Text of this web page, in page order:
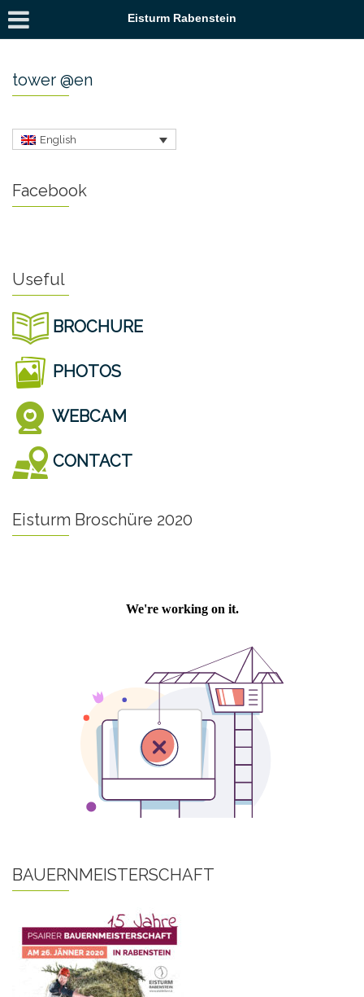
Eisturm Rabenstein
tower @en
English
Facebook
Useful
BROCHURE
PHOTOS
WEBCAM
CONTACT
Eisturm Broschüre 2020
BAUERNMEISTERSCHAFT